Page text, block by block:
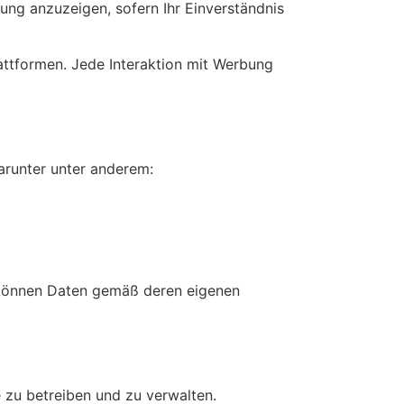
anzuzeigen, sofern Ihr Einverständnis
Jede Interaktion mit Werbung
unter anderem:
Daten gemäß deren eigenen
betreiben und zu verwalten.